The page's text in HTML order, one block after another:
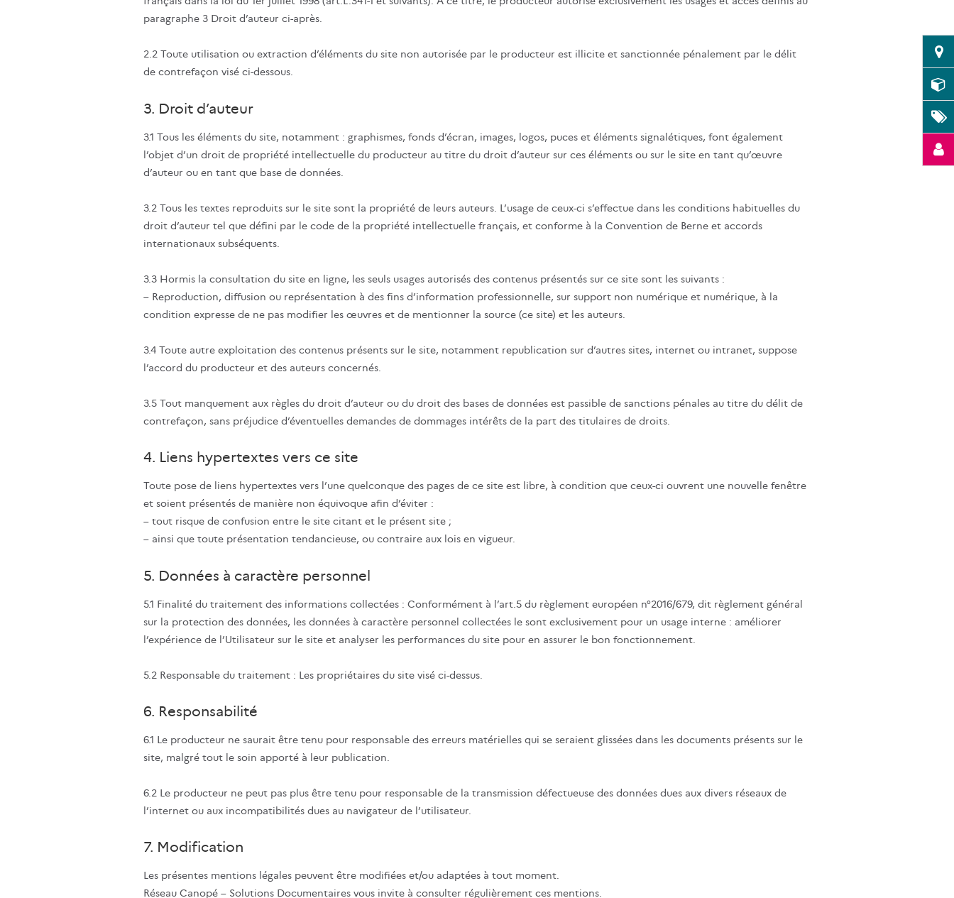
paragraphe 3 Droit d’auteur ci-après.
2.2 Toute utilisation ou extraction d’éléments du site non autorisée par le producteur est illicite et sanctionnée pénalement par le délit
de contrefaçon visé ci-dessous.
3. Droit d’auteur
3.1 Tous les éléments du site, notamment : graphismes, fonds d’écran, images, logos, puces et éléments signalétiques, font également
l’objet d’un droit de propriété intellectuelle du producteur au titre du droit d’auteur sur ces éléments ou sur le site en tant qu’œuvre
d’auteur ou en tant que base de données.
3.2 Tous les textes reproduits sur le site sont la propriété de leurs auteurs. L’usage de ceux-ci s’effectue dans les conditions habituelles du
droit d’auteur tel que défini par le code de la propriété intellectuelle français, et conforme à la Convention de Berne et accords
internationaux subséquents.
3.3 Hormis la consultation du site en ligne, les seuls usages autorisés des contenus présentés sur ce site sont les suivants :
– Reproduction, diffusion ou représentation à des fins d’information professionnelle, sur support non numérique et numérique, à la
condition expresse de ne pas modifier les œuvres et de mentionner la source (ce site) et les auteurs.
3.4 Toute autre exploitation des contenus présents sur le site, notamment republication sur d’autres sites, internet ou intranet, suppose
l’accord du producteur et des auteurs concernés.
3.5 Tout manquement aux règles du droit d’auteur ou du droit des bases de données est passible de sanctions pénales au titre du délit de
contrefaçon, sans préjudice d’éventuelles demandes de dommages intérêts de la part des titulaires de droits.
4. Liens hypertextes vers ce site
Toute pose de liens hypertextes vers l’une quelconque des pages de ce site est libre, à condition que ceux-ci ouvrent une nouvelle fenêtre
et soient présentés de manière non équivoque afin d’éviter :
– tout risque de confusion entre le site citant et le présent site ;
– ainsi que toute présentation tendancieuse, ou contraire aux lois en vigueur.
5. Données à caractère personnel
5.1 Finalité du traitement des informations collectées : Conformément à l’art.5 du règlement européen n°2016/679, dit règlement général
sur la protection des données, les données à caractère personnel collectées le sont exclusivement pour un usage interne : améliorer
l’expérience de l’Utilisateur sur le site et analyser les performances du site pour en assurer le bon fonctionnement.
5.2 Responsable du traitement : Les propriétaires du site visé ci-dessus.
6. Responsabilité
6.1 Le producteur ne saurait être tenu pour responsable des erreurs matérielles qui se seraient glissées dans les documents présents sur le
site, malgré tout le soin apporté à leur publication.
6.2 Le producteur ne peut pas plus être tenu pour responsable de la transmission défectueuse des données dues aux divers réseaux de
l’internet ou aux incompatibilités dues au navigateur de l’utilisateur.
7. Modification
Les présentes mentions légales peuvent être modifiées et/ou adaptées à tout moment.
Réseau Canopé – Solutions Documentaires vous invite à consulter régulièrement ces mentions.